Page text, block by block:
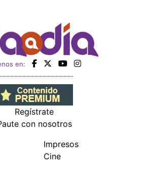
en:
Regístrate
con nosotros
Impresos
Cine